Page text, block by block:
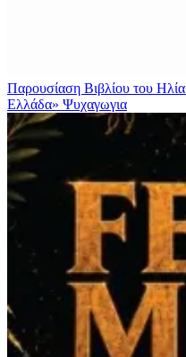
Παρουσίαση Βιβλίου του
Ελλάδα» Ψυχαγωγια